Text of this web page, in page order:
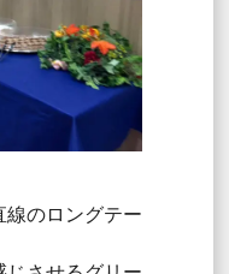
のロングテー